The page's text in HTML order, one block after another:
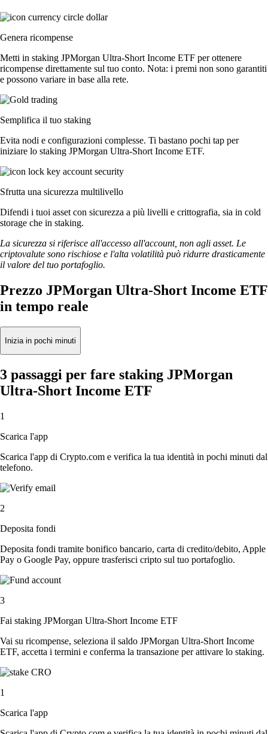
Genera ricompense
Metti in staking JPMorgan Ultra-Short Income ETF per ottenere
ricompense direttamente sul tuo conto. Nota: i premi non sono garantiti
e possono variare in base alla rete.
Semplifica il tuo staking
Evita nodi e configurazioni complesse. Ti bastano pochi tap per
iniziare lo staking JPMorgan Ultra-Short Income ETF.
Sfrutta una sicurezza multilivello
Difendi i tuoi asset con sicurezza a più livelli e crittografia, sia in cold
storage che in staking.
La sicurezza si riferisce all'accesso all'account, non agli asset. Le
criptovalute sono rischiose e l'alta volatilità può ridurre drasticamente
il valore del tuo portafoglio.
Prezzo JPMorgan Ultra-Short Income ETF
in tempo reale
Inizia in pochi minuti
3 passaggi per fare staking JPMorgan
Ultra-Short Income ETF
1
Scarica l'app
Scarica l'app di Crypto.com e verifica la tua identità in pochi minuti dal
telefono.
2
Deposita fondi
Deposita fondi tramite bonifico bancario, carta di credito/debito, Apple
Pay o Google Pay, oppure trasferisci cripto sul tuo portafoglio.
3
Fai staking JPMorgan Ultra-Short Income ETF
Vai su ricompense, seleziona il saldo JPMorgan Ultra-Short Income
ETF, accetta i termini e conferma la transazione per attivare lo staking.
1
Scarica l'app